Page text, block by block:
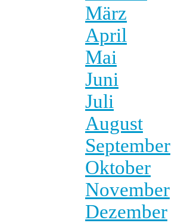
März
April
Mai
Juni
Juli
August
September
Oktober
November
Dezember